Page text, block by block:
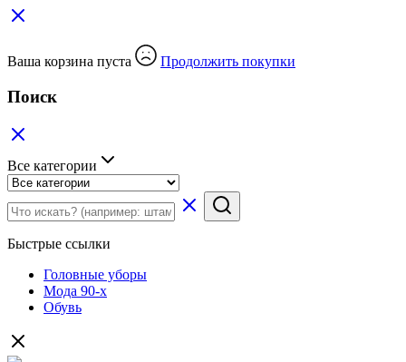
Ваша корзина пуста Продолжить покупки
Поиск
Все категории
Быстрые ссылки
Головные уборы
Мода 90-х
Обувь